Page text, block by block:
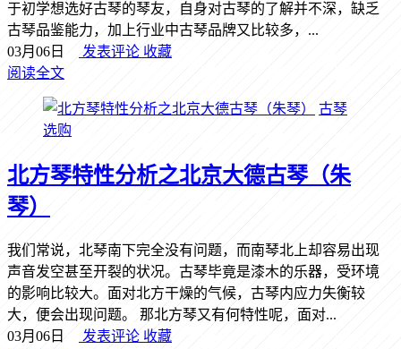
于初学想选好古琴的琴友，自身对古琴的了解并不深，缺乏
古琴品鉴能力，加上行业中古琴品牌又比较多，...
03月06日
发表评论 收藏
阅读全文
古琴
选购
北方琴特性分析之北京大德古琴（朱
琴）
我们常说，北琴南下完全没有问题，而南琴北上却容易出现
声音发空甚至开裂的状况。古琴毕竟是漆木的乐器，受环境
的影响比较大。面对北方干燥的气候，古琴内应力失衡较
大，便会出现问题。 那北方琴又有何特性呢，面对...
03月06日
发表评论 收藏